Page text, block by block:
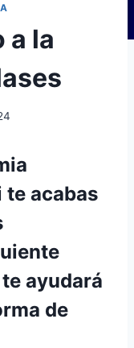
a la
te acabas
ayudará
de